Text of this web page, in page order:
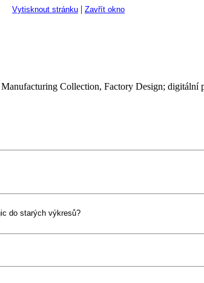
Vytisknout stránku | Zavřít okno
Collection, Factory Design; digitální
do starých výkresů?